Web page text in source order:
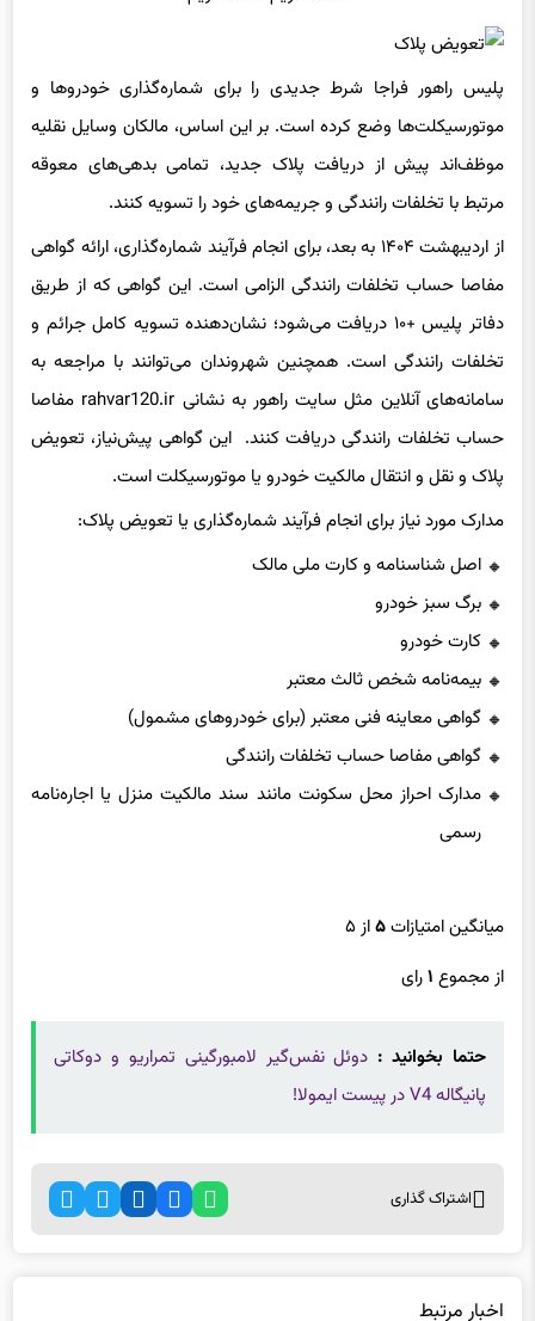
پلیس راهور فراجا شرط جدیدی را برای شماره‌گذاری خودروها و
موتورسیکلت‌ها وضع کرده است. بر این اساس، مالکان وسایل نقلیه
موظف‌اند پیش از دریافت پلاک جدید، تمامی بدهی‌های معوقه
مرتبط با تخلفات رانندگی و جریمه‌های خود را تسویه کنند.
از اردیبهشت ۱۴۰۴ به بعد، برای انجام فرآیند شماره‌گذاری، ارائه گواهی
مفاصا حساب تخلفات رانندگی الزامی است. این گواهی که از طریق
دفاتر پلیس +۱۰ دریافت می‌شود؛ نشان‌دهنده تسویه کامل جرائم و
تخلفات رانندگی است. همچنین شهروندان می‌توانند با مراجعه به
سامانه‌های آنلاین مثل سایت راهور به نشانی rahvar120.ir مفاصا
حساب تخلفات رانندگی دریافت کنند. این گواهی پیش‌نیاز، تعویض
پلاک و نقل و انتقال مالکیت خودرو یا موتورسیکلت است.
مدارک مورد نیاز برای انجام فرآیند شماره‌گذاری یا تعویض پلاک:
اصل شناسنامه و کارت ملی مالک
برگ سبز خودرو
کارت خودرو
بیمه‌نامه شخص ثالث معتبر
گواهی معاینه فنی معتبر (برای خودروهای مشمول)
گواهی مفاصا حساب تخلفات رانندگی
مدارک احراز محل سکونت مانند سند مالکیت منزل یا اجاره‌نامه
رسمی
میانگین امتیازات۵از ۵
از مجموع ۱رای
حتما بخوانید : دوئل نفس‌گیر لامبورگینی تمراریو و دوکاتی
پانیگاله V4 در پیست ایمولا!
اشتراک گذاری
اخبار مرتبط